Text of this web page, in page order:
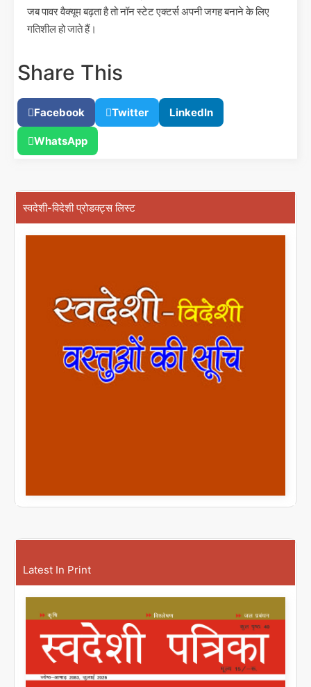
जब पावर वैक्यूम बढ़ता है तो नॉन स्टेट एक्टर्स अपनी जगह बनाने के लिए
गतिशील हो जाते हैं।
Share This
Facebook Twitter LinkedIn
WhatsApp
स्वदेशी-विदेशी प्रोडक्ट्स लिस्ट
Latest In Print